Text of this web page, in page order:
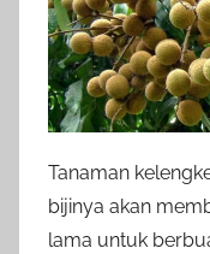
Tanaman
bijinya akan
lama untuk